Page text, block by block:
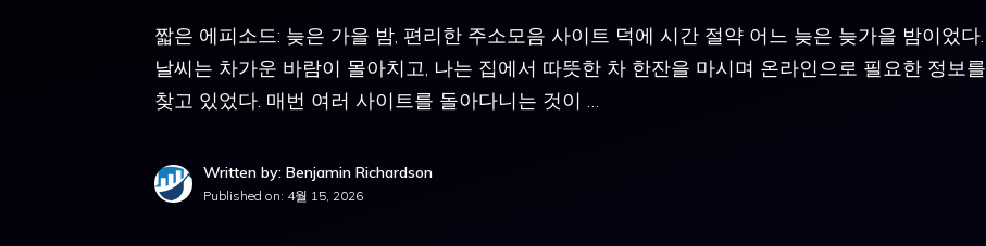
짧은 에피소드: 늦은 가을 밤, 편리한 주소모음 사이트 덕에 시간 절약 어느 늦은 늦가을 밤이었다.
날씨는 차가운 바람이 몰아치고, 나는 집에서 따뜻한 차 한잔을 마시며 온라인으로 필요한 정보를
찾고 있었다. 매번 여러 사이트를 돌아다니는 것이 …
Written by: Benjamin Richardson
Published on: 4월 15, 2026